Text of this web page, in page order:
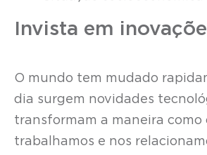
Invista em
O mundo tem mudado
dia surgem novidades
transformam a maneira como
trabalhamos e nos